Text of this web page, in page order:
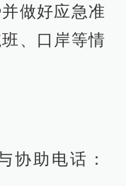
做好应急准
、口岸等情
协助电话：